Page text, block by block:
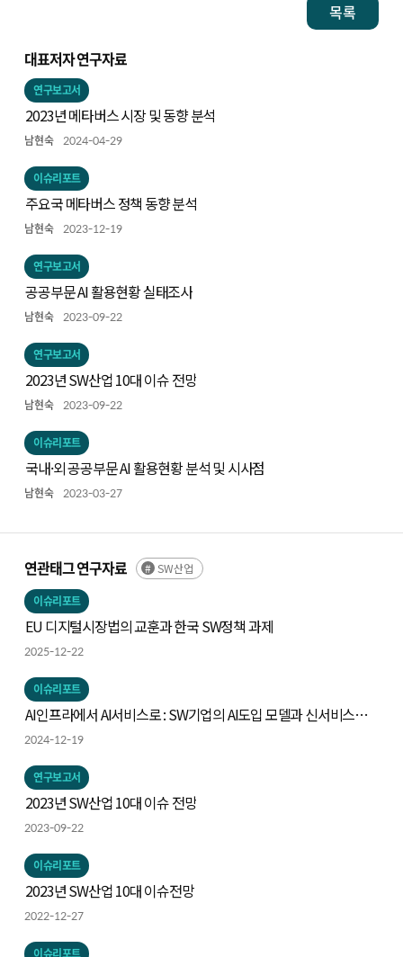
목록
대표저자 연구자료
연구보고서
2023년 메타버스 시장 및 동향 분석
남현숙 2024-04-29
이슈리포트
주요국 메타버스 정책 동향 분석
남현숙 2023-12-19
연구보고서
공공부문 AI 활용현황 실태조사
남현숙 2023-09-22
연구보고서
2023년 SW산업 10대 이슈 전망
남현숙 2023-09-22
이슈리포트
국내·외 공공부문 AI 활용현황 분석 및 시사점
남현숙 2023-03-27
연관태그 연구자료 SW산업
이슈리포트
EU 디지털시장법의 교훈과 한국 SW정책 과제
2025-12-22
이슈리포트
AI인프라에서 AI서비스로 : SW기업의 AI도입 모델과 신서비스
모델의 탐색
2024-12-19
연구보고서
2023년 SW산업 10대 이슈 전망
2023-09-22
이슈리포트
2023년 SW산업 10대 이슈전망
2022-12-27
이슈리포트